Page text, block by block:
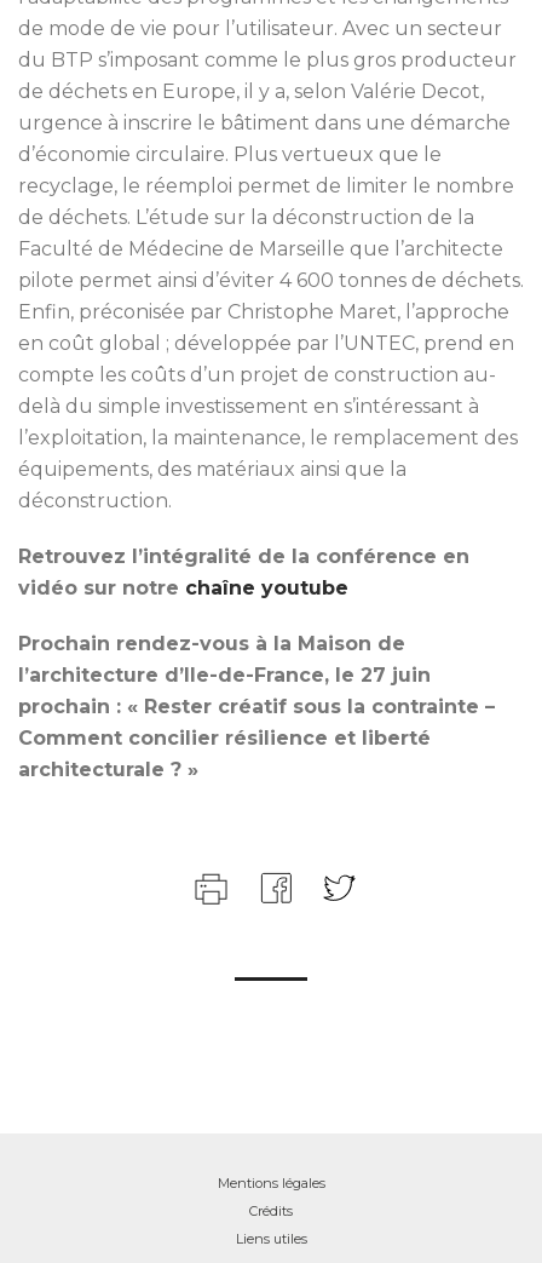
de mode de vie pour l’utilisateur. Avec un secteur
du BTP s’imposant comme le plus gros producteur
de déchets en Europe, il y a, selon Valérie Decot,
urgence à inscrire le bâtiment dans une démarche
d’économie circulaire. Plus vertueux que le
recyclage, le réemploi permet de limiter le nombre
de déchets. L’étude sur la déconstruction de la
Faculté de Médecine de Marseille que l’architecte
pilote permet ainsi d’éviter 4 600 tonnes de déchets.
Enfin, préconisée par Christophe Maret, l’approche
en coût global ; développée par l’UNTEC, prend en
compte les coûts d’un projet de construction au-
delà du simple investissement en s’intéressant à
l’exploitation, la maintenance, le remplacement des
équipements, des matériaux ainsi que la
déconstruction.
Retrouvez l’intégralité de la conférence en
vidéo sur notre chaîne youtube
Prochain rendez-vous à la Maison de
l’architecture d’Ile-de-France, le 27 juin
prochain : « Rester créatif sous la contrainte –
Comment concilier résilience et liberté
architecturale ? »
Mentions légales
Crédits
Liens utiles